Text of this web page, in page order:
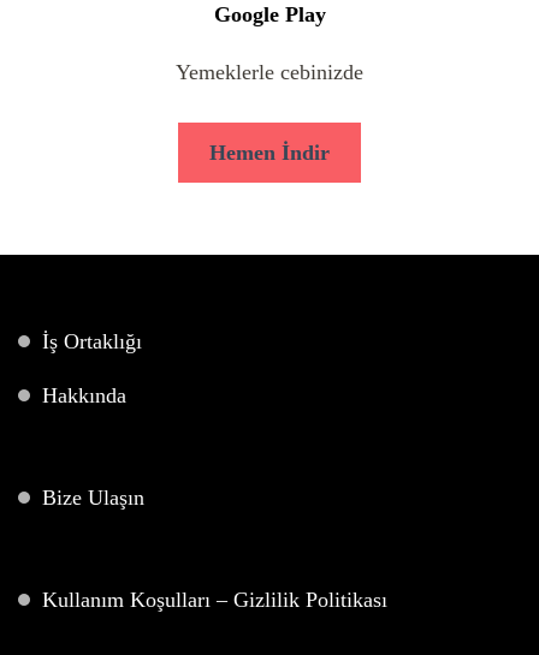
Google Play
Yemeklerle cebinizde
Hemen İndir
İş Ortaklığı
Hakkında
Bize Ulaşın
Kullanım Koşulları – Gizlilik Politikası